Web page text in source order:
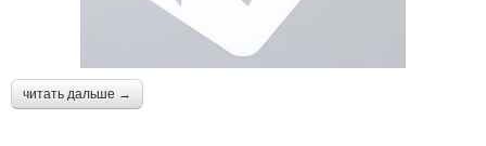
читать дальше →